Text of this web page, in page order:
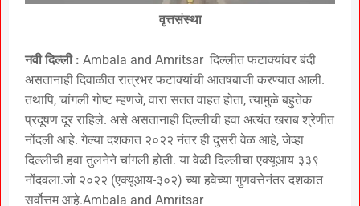
वृत्तसंस्था
नवी दिल्ली : Ambala and Amritsar दिल्लीत फटाक्यांवर बंदी
असतानाही दिवाळीत रात्रभर फटाक्यांची आतषबाजी करण्यात आली.
तथापि, चांगली गोष्ट म्हणजे, वारा सतत वाहत होता, त्यामुळे बहुतेक
प्रदूषण दूर राहिले. असे असतानाही दिल्लीची हवा अत्यंत खराब श्रेणीत
नोंदली आहे. गेल्या दशकात २०२२ नंतर ही दुसरी वेळ आहे, जेव्हा
दिल्लीची हवा तुलनेने चांगली होती. या वेळी दिल्लीचा एक्यूआय ३३९
नोंदवला.जो २०२२ (एक्यूआय-३०२) च्या हवेच्या गुणवत्तेनंतर दशकात
सर्वोत्तम आहे.Ambala and Amritsar